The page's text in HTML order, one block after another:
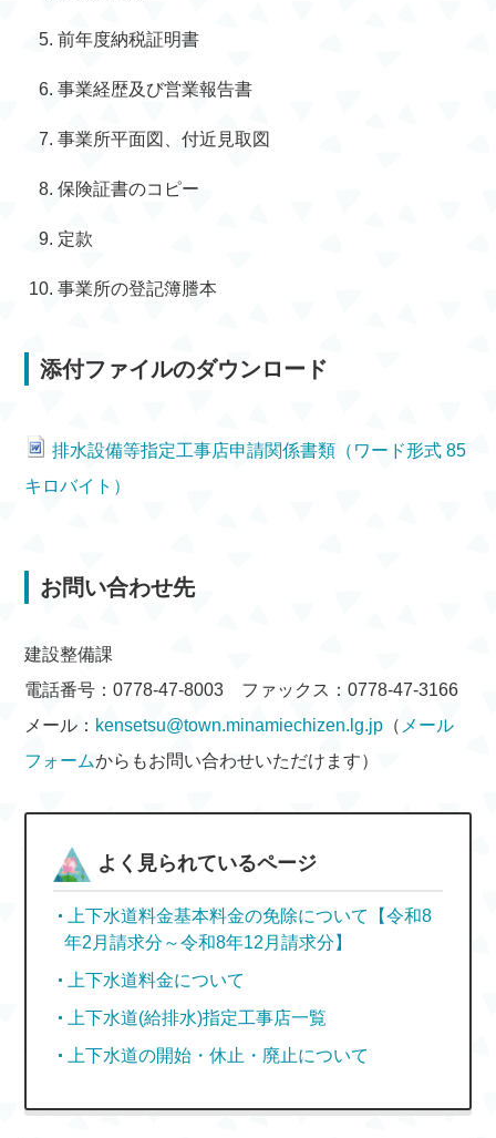
前年度納税証明書
事業経歴及び営業報告書
事業所平面図、付近見取図
保険証書のコピー
定款
事業所の登記簿謄本
添付ファイルのダウンロード
排水設備等指定工事店申請関係書類（ワード形式 85
キロバイト）
お問い合わせ先
建設整備課
電話番号：0778-47-8003 ファックス：0778-47-3166
メール： kensetsu@town.minamiechizen.lg.jp （ メール
フォームからもお問い合わせいただけます）
よく見られているページ
上下水道料金基本料金の免除について【令和8
年2月請求分～令和8年12月請求分】
上下水道料金について
上下水道(給排水)指定工事店一覧
上下水道の開始・休止・廃止について